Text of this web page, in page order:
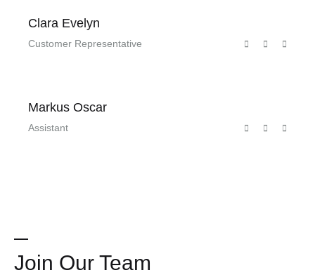
Clara Evelyn
Customer Representative
Markus Oscar
Assistant
Join Our Team